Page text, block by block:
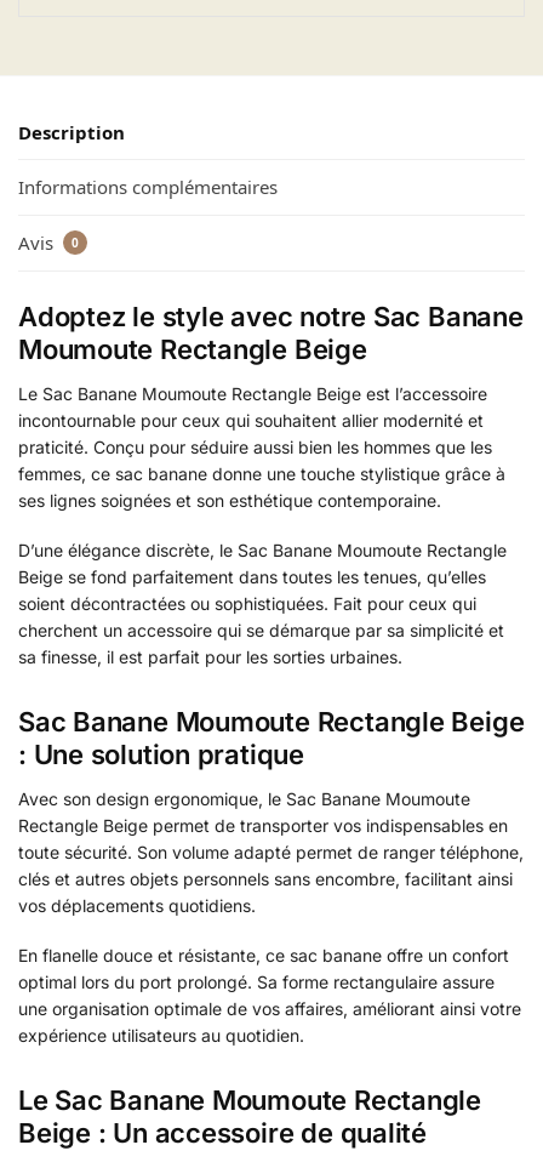
Description
Informations complémentaires
Avis 0
Adoptez le style avec notre Sac Banane
Moumoute Rectangle Beige
Le Sac Banane Moumoute Rectangle Beige est l’accessoire
incontournable pour ceux qui souhaitent allier modernité et
praticité. Conçu pour séduire aussi bien les hommes que les
femmes, ce sac banane donne une touche stylistique grâce à
ses lignes soignées et son esthétique contemporaine.
D’une élégance discrète, le Sac Banane Moumoute Rectangle
Beige se fond parfaitement dans toutes les tenues, qu’elles
soient décontractées ou sophistiquées. Fait pour ceux qui
cherchent un accessoire qui se démarque par sa simplicité et
sa finesse, il est parfait pour les sorties urbaines.
Sac Banane Moumoute Rectangle Beige
: Une solution pratique
Avec son design ergonomique, le Sac Banane Moumoute
Rectangle Beige permet de transporter vos indispensables en
toute sécurité. Son volume adapté permet de ranger téléphone,
clés et autres objets personnels sans encombre, facilitant ainsi
vos déplacements quotidiens.
En flanelle douce et résistante, ce sac banane offre un confort
optimal lors du port prolongé. Sa forme rectangulaire assure
une organisation optimale de vos affaires, améliorant ainsi votre
expérience utilisateurs au quotidien.
Le Sac Banane Moumoute Rectangle
Beige : Un accessoire de qualité